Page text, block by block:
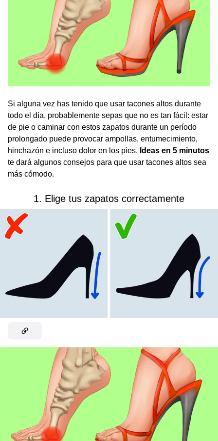
Si alguna vez has tenido que usar tacones altos durante
todo el día, probablemente sepas que no es tan fácil: estar
de pie o caminar con estos zapatos durante un período
prolongado puede provocar ampollas, entumecimiento,
hinchazón e incluso dolor en los pies. Ideas en 5 minutos
te dará algunos consejos para que usar tacones altos sea
más cómodo.
1. Elige tus zapatos correctamente